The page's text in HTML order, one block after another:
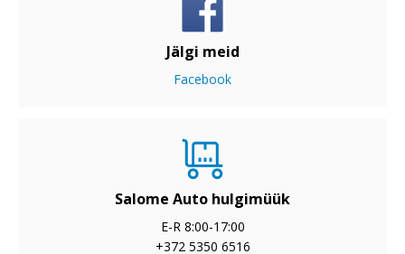
Jälgi meid
Facebook
Salome Auto hulgimüük
E-R 8:00-17:00
+372 5350 6516